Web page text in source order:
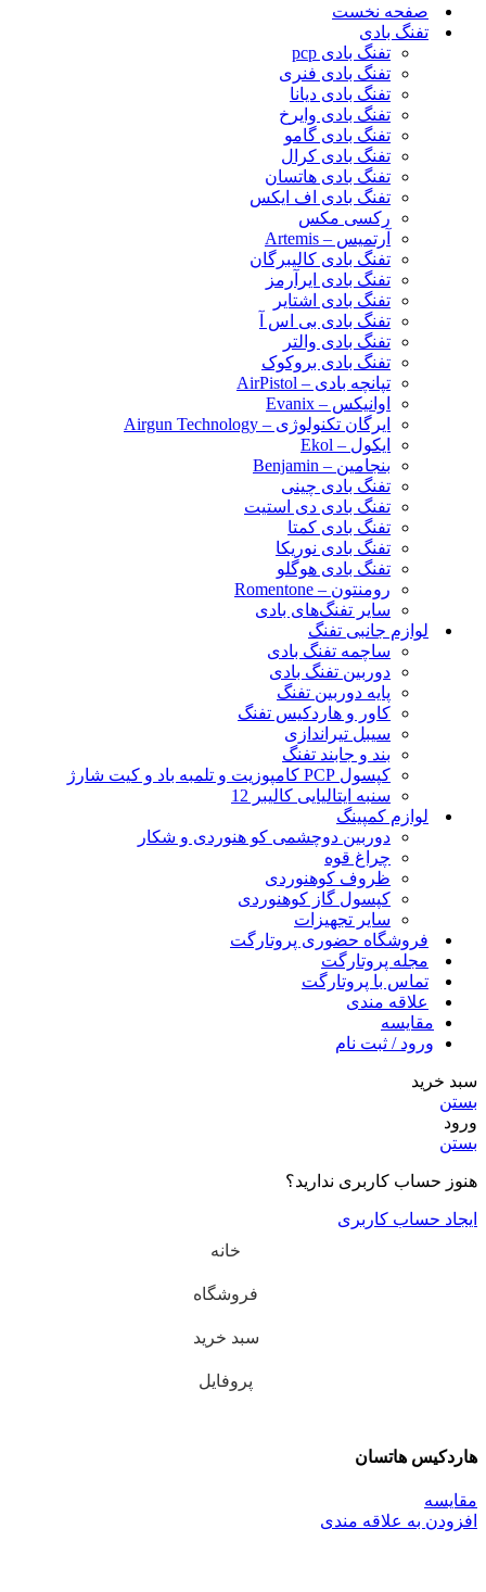
صفحه نخست
تفنگ بادی
تفنگ بادی pcp
تفنگ بادی فنری
تفنگ بادی دیانا
تفنگ بادی وایرخ
تفنگ بادی گامو
تفنگ بادی کرال
تفنگ بادی هاتسان
تفنگ بادی اف ایکس
رکسی مکس
آرتمیس – Artemis
تفنگ بادی کالیبرگان
تفنگ بادی ایرآرمز
تفنگ بادی اشتایر
تفنگ بادی بی اس آ
تفنگ بادی والتر
تفنگ بادی بروکوک
تپانچه بادی – AirPistol
اوانیکس – Evanix
ایرگان تکنولوژی – Airgun Technology
ایکول – Ekol
بنجامین – Benjamin
تفنگ بادی چینی
تفنگ بادی دی استیت
تفنگ بادی کمتا
تفنگ بادی نوریکا
تفنگ بادی هوگلو
رومنتون – Romentone
سایر تفنگ‌های بادی
لوازم جانبی تفنگ
ساچمه تفنگ بادی
دوربین تفنگ بادی
پایه دوربین تفنگ
کاور و هاردکیس تفنگ
سیبل تیراندازی
بند و جابند تفنگ
کپسول PCP کامپوزیت و تلمبه باد و کیت شارژ
سنبه ایتالیایی کالیبر 12
لوازم کمپینگ
دوربین دوچشمی کو هنوردی و شکار
چراغ قوه
ظروف کوهنوردی
کپسول گاز کوهنوردی
سایر تجهیزات
فروشگاه حضوری پروتارگت
مجله پروتارگت
تماس با پروتارگت
علاقه مندی
مقایسه
ورود / ثبت نام
سبد خرید
بستن
ورود
بستن
هنوز حساب کاربری ندارید؟
ایجاد حساب کاربری
خانه
فروشگاه
سبد خرید
پروفایل
هاردکیس هاتسان
مقایسه
افزودن به علاقه مندی